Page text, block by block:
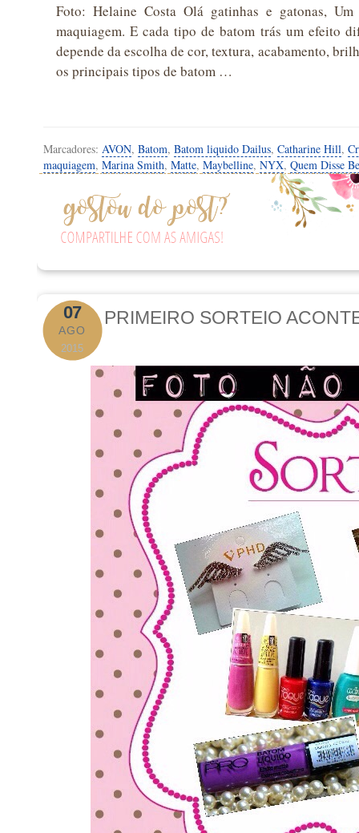
Foto: Helaine Costa Olá gatinhas e gatonas,
maquiagem. E cada tipo de batom trás um efeito
depende da escolha de cor, textura, acabamento,
os principais tipos de batom …
Marcadores: AVON, Batom, Batom liquido Dailus, Catharine Hill,
maquiagem, Marina Smith, Matte, Maybelline, NYX, Quem Disse
07
AGO
2015
PRIMEIRO SORTEIO